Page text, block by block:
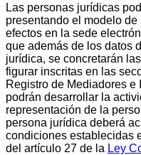
Las personas jurídicas
presentando el modelo
efectos en la sede
que además de los datos
jurídica, se concretarán
figurar inscritas en las
Registro de Mediadores
podrán desarrollar la
representación de la
persona jurídica deberá
condiciones establecidas
del artículo 27 de la Ley